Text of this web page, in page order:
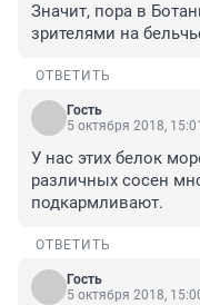
Значит, пора в
зрителями на
ОТВЕТИТЬ
Гость
5 октября 2018, 15:01
У нас этих белок
различных сосен
подкармливают.
ОТВЕТИТЬ
Гость
5 октября 2018,